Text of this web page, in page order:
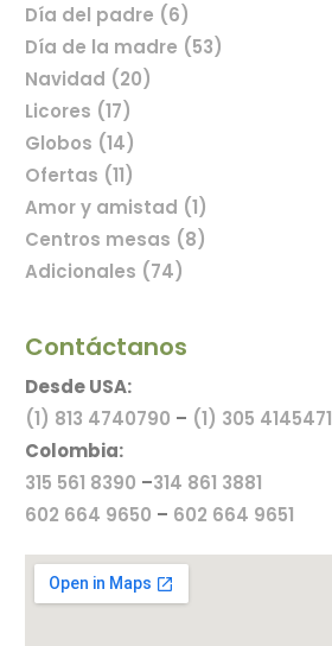
Comprar flores en línea
Día del padre (6)
Día de la madre (53)
Navidad (20)
Licores (17)
Globos (14)
Ofertas (11)
Amor y amistad (1)
Centros mesas (8)
Adicionales (74)
Contáctanos
Desde USA:
(1) 813 4740790 – (1) 305 4145471
Colombia:
315 561 8390 –314 861 3881
602 664 9650 – 602 664 9651